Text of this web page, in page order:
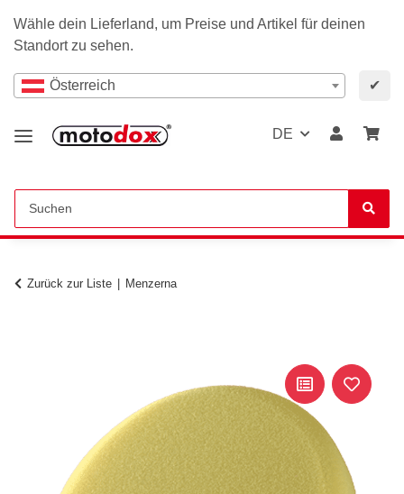
Wähle dein Lieferland, um Preise und Artikel für deinen
Standort zu sehen.
Österreich ✔
DE
Zurück zur Liste Menzerna